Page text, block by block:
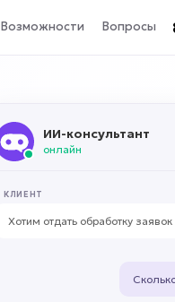
Возможности Вопросы
ИИ-консультант
онлайн
КЛИЕНТ
Хотим отдать обработку заявок